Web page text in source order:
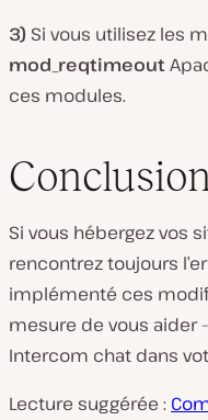
3) Si vous utilisez les
mod_reqtimeout
ces modules.
Conclusion
Si vous hébergez vos
rencontrez toujours
implémenté ces
mesure de vous aider
Intercom chat dans
Lecture suggérée :